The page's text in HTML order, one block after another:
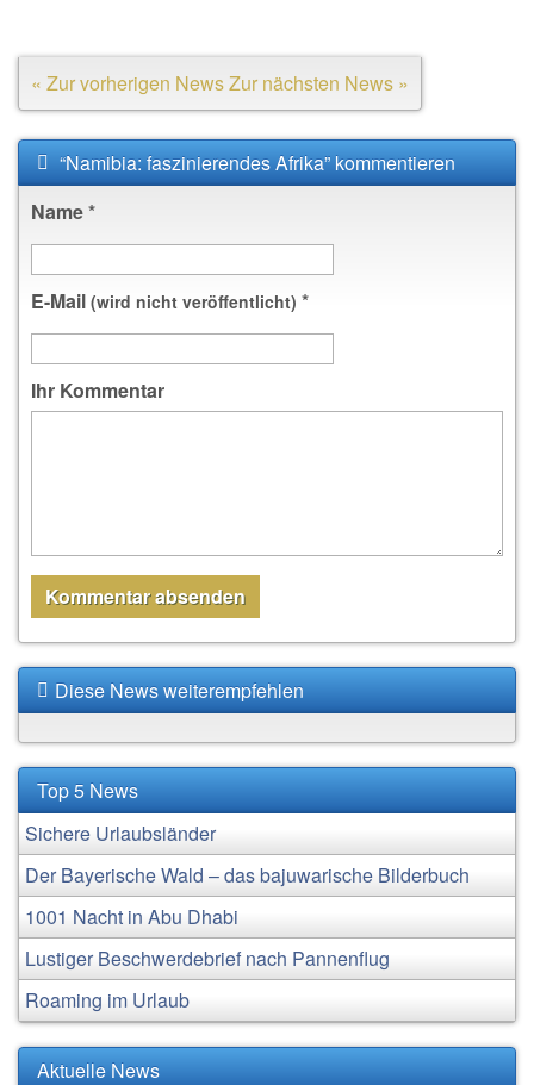
« Zur vorherigen NewsZur nächsten News »
“Namibia: faszinierendes Afrika” kommentieren
Name*
E-Mail (wird nicht veröffentlicht) *
Ihr Kommentar
Diese News weiterempfehlen
Top 5 News
Sichere Urlaubsländer
Der Bayerische Wald – das bajuwarische Bilderbuch
1001 Nacht in Abu Dhabi
Lustiger Beschwerdebrief nach Pannenflug
Roaming im Urlaub
Aktuelle News